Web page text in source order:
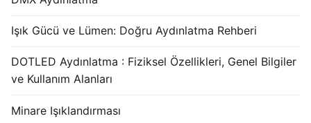
Işık Gücü ve Lümen: Doğru Aydınlatma Rehberi
DOTLED Aydınlatma : Fiziksel Özellikleri, Genel Bilgiler
ve Kullanım Alanları
Minare Işıklandırması